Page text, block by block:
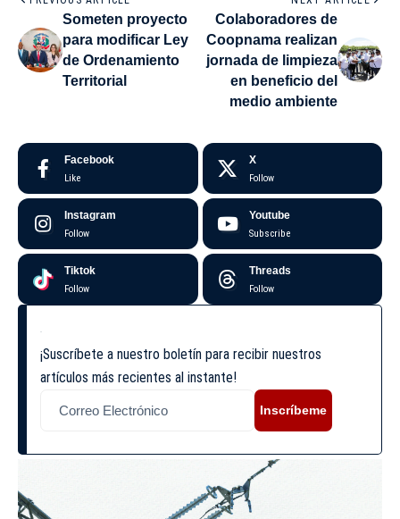
Someten proyecto
para modificar Ley
de Ordenamiento
Territorial
Colaboradores de
Coopnama realizan
jornada de limpieza
en beneficio del
medio ambiente
Facebook
Like
X
Follow
Instagram
Follow
Youtube
Subscribe
Tiktok
Follow
Threads
Follow
¡Suscríbete a nuestro boletín para recibir nuestros
artículos más recientes al instante!
Inscríbeme